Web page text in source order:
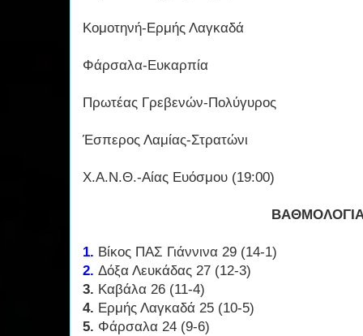
Κομοτηνή-Ερμής Λαγκαδά
Φάρσαλα-Ευκαρπία
Πρωτέας Γρεβενών-Πολύγυρος
Έσπερος Λαμίας-Στρατώνι
Χ.Α.Ν.Θ.-Αίας Ευόσμου (19:00)
1. Βίκος ΠΑΣ Γιάννινα 29 (14-1)
2. Δόξα Λευκάδας 27 (12-3)
3. Καβάλα 26 (11-4)
4. Ερμής Λαγκαδά 25 (10-5)
5. Φάρσαλα 24 (9-6)